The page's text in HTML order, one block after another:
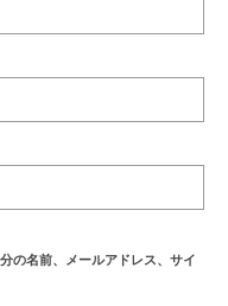
の名前、メールアドレス、サイ